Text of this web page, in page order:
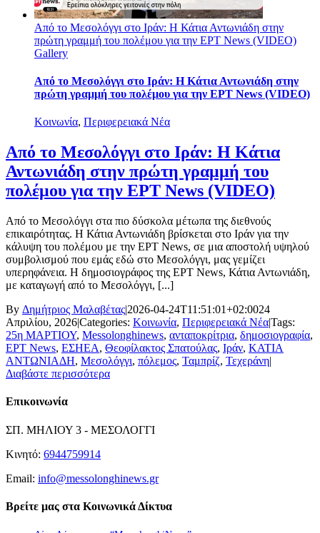
Από το Μεσολόγγι στο Ιράν: Η Κάτια Αντωνιάδη στην
πρώτη γραμμή του πολέμου για την ΕΡΤ News (VIDEO)
Gallery
Από το Μεσολόγγι στο Ιράν: Η Κάτια Αντωνιάδη στην
πρώτη γραμμή του πολέμου για την ΕΡΤ News (VIDEO)
Κοινωνία, Περιφερειακά Νέα
Από το Μεσολόγγι στο Ιράν: Η Κάτια
Αντωνιάδη στην πρώτη γραμμή του
πολέμου για την ΕΡΤ News (VIDEO)
Από το Μεσολόγγι στα πιο δύσκολα μέτωπα της διεθνούς
επικαιρότητας. Η Κάτια Αντωνιάδη βρίσκεται στο Ιράν για την
κάλυψη του πολέμου με την ΕΡΤ News, σε μια αποστολή υψηλού
συμβολισμού που εμάς εδώ στο Μεσολόγγι, μας γεμίζει
υπερηφάνεια. Η δημοσιογράφος της ΕΡΤ News, Κάτια Αντωνιάδη,
με καταγωγή από το Μεσολόγγι, [...]
By Δημήτριος Μαλαβέτας|2026-04-24T11:51:01+02:0024
Απριλίου, 2026|Categories: Κοινωνία, Περιφερειακά Νέα|Tags:
25η ΜΑΡΤΙΟΥ, Messolonghinews, ανταποκρίτρια, δημοσιογραφία,
ΕΡΤ News, ΕΣΗΕΑ, Θεοφίλακτος Σπατούλας, Ιράν, ΚΑΤΙΑ
ΑΝΤΩΝΙΑΔΗ, Μεσολόγγι, πόλεμος, Ταμπρίζ, Τεχεράνη|
Διαβάστε περισσότερα
Επικοινωνία
ΣΠ. ΜΗΛΙΟΥ 3 - ΜΕΣΟΛΟΓΓΙ
Κινητό: 6944759914
Email: info@messolonghinews.gr
Βρείτε μας στα Κοινωνικά Δίκτυα